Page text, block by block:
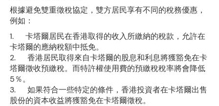
根據避免雙重徵稅協定，雙方居民享有不同的稅務優惠，
例如：
1. 卡塔爾居民在香港取得的收入所繳納的稅款，允許在
卡塔爾的應納稅額中抵免。
2. 香港居民取得來自卡塔爾的股息和利息將獲豁免在卡
塔爾徵收預繳稅。而特許權使用費的預繳稅稅率將會降低
5％。
3. 如果符合一些特定的條件，香港投資者在卡塔爾出售
股份的資本收益將獲豁免在卡塔爾徵稅。